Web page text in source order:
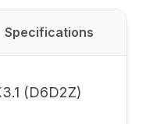
Specifications
(D6D2Z)